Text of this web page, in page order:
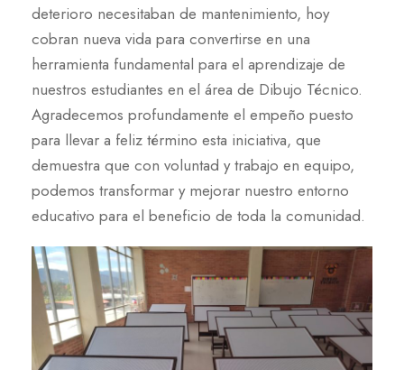
deterioro necesitaban de mantenimiento, hoy
cobran nueva vida para convertirse en una
herramienta fundamental para el aprendizaje de
nuestros estudiantes en el área de Dibujo Técnico.
Agradecemos profundamente el empeño puesto
para llevar a feliz término esta iniciativa, que
demuestra que con voluntad y trabajo en equipo,
podemos transformar y mejorar nuestro entorno
educativo para el beneficio de toda la comunidad.